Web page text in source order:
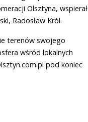
Olsztyna, wspierał
Radosław Król.
terenów swojego
wśród lokalnych
pod koniec